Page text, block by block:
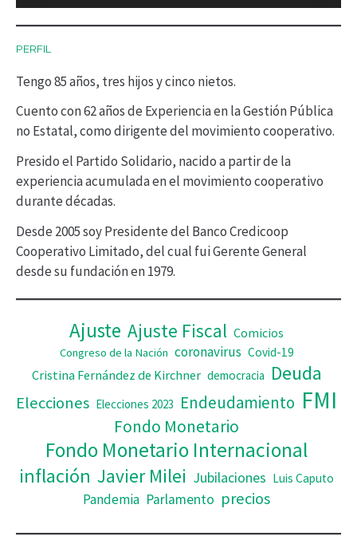
c
t
o
r
d
e
v
d
e
o
PERFIL
Tengo 85 años, tres hijos y cinco nietos.
Cuento con 62 años de Experiencia en la Gestión Pública
no Estatal, como dirigente del movimiento cooperativo.
Presido el Partido Solidario, nacido a partir de la
experiencia acumulada en el movimiento cooperativo
durante décadas.
Desde 2005 soy Presidente del Banco Credicoop
Cooperativo Limitado, del cual fui Gerente General
desde su fundación en 1979.
Ajuste Ajuste Fiscal Comicios
Congreso de la Nación coronavirus Covid-19
Cristina Fernández de Kirchner democracia Deuda
Elecciones Elecciones 2023 Endeudamiento FMI
Fondo Monetario
Fondo Monetario Internacional
inflación Javier Milei Jubilaciones Luis Caputo
Pandemia Parlamento precios